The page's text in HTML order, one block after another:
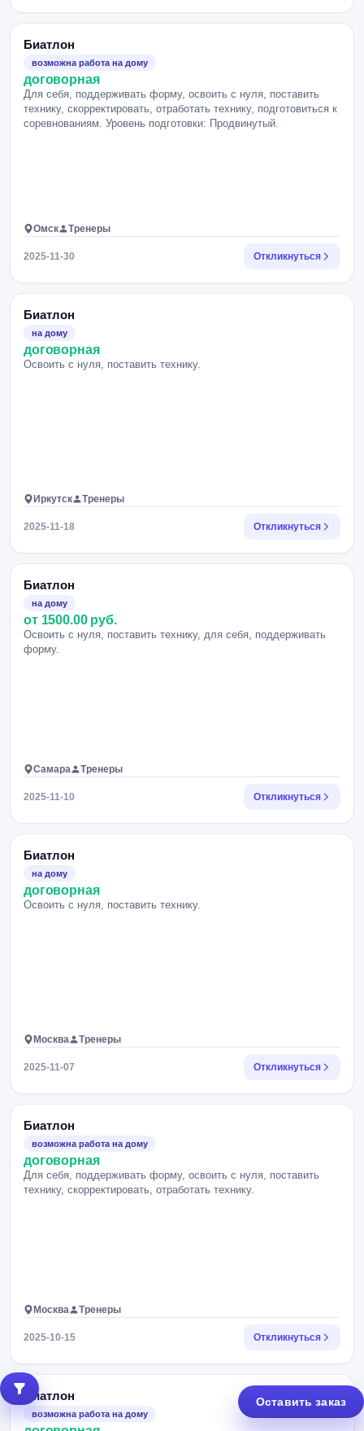
Биатлон
возможна работа на дому
договорная
Для себя, поддерживать форму, освоить с нуля, поставить
технику, скорректировать, отработать технику, подготовиться к
соревнованиям. Уровень подготовки: Продвинутый.
Омск Тренеры
2025-11-30 Откликнуться
Биатлон
на дому
договорная
Освоить с нуля, поставить технику.
Иркутск Тренеры
2025-11-18 Откликнуться
Биатлон
на дому
от 1500.00 руб.
Освоить с нуля, поставить технику, для себя, поддерживать
форму.
Самара Тренеры
2025-11-10 Откликнуться
Биатлон
на дому
договорная
Освоить с нуля, поставить технику.
Москва Тренеры
2025-11-07 Откликнуться
Биатлон
возможна работа на дому
договорная
Для себя, поддерживать форму, освоить с нуля, поставить
технику, скорректировать, отработать технику.
Москва Тренеры
2025-10-15 Откликнуться
Биатлон
возможна работа на дому
Оставить заказ